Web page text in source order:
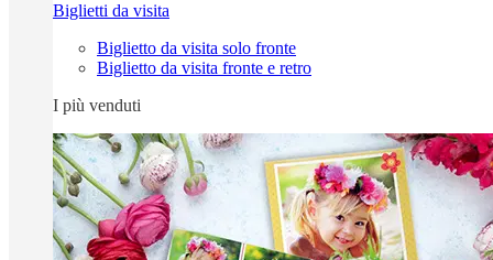
Biglietti da visita
Biglietto da visita solo fronte
Biglietto da visita fronte e retro
I più venduti